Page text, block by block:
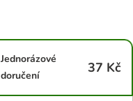
Jednorázové
doručení
37 Kč